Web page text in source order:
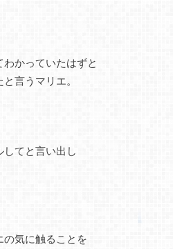
かっていたはずと
言うマリエ。
てと言い出し
の気に触ることを